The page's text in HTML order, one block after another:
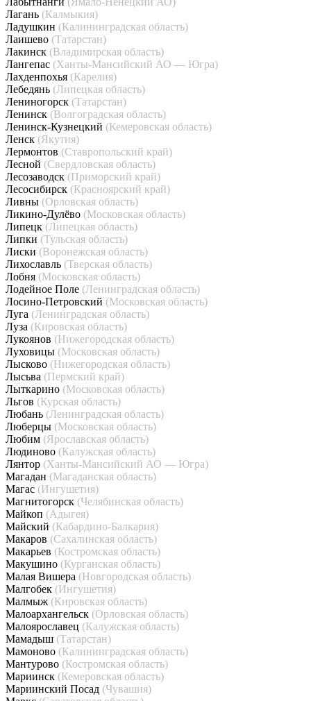
Лагань (Калмыкия)
Ладушкин (Калининградская область)
Лаишево (Татарстан)
Лакинск (Владимирская область)
Лангепас (Ханты-Мансийский АО — Югра)
Лахденпохья (Карелия)
Лебедянь (Липецкая область)
Лениногорск (Татарстан)
Ленинск (Волгоградская область)
Ленинск-Кузнецкий (Кемеровская область)
Ленск (Якутия)
Лермонтов (Ставропольский край)
Лесной (Свердловская область)
Лесозаводск (Приморский край)
Лесосибирск (Красноярский край)
Ливны (Орловская область)
Ликино-Дулёво (Московская область)
Липецк (Липецкая область)
Липки (Тульская область)
Лиски (Воронежская область)
Лихославль (Тверская область)
Лобня (Московская область)
Лодейное Поле (Ленинградская область)
Лосино-Петровский (Московская область)
Луга (Ленинградская область)
Луза (Кировская область)
Лукоянов (Нижегородская область)
Луховицы (Московская область)
Лысково (Нижегородская область)
Лысьва (Пермский край)
Лыткарино (Московская область)
Льгов (Курская область)
Любань (Ленинградская область)
Люберцы (Московская область)
Любим (Ярославская область)
Людиново (Калужская область)
Лянтор (Ханты-Мансийский АО — Югра)
Магадан (Магаданская область)
Магас (Ингушетия)
Магнитогорск (Челябинская область)
Майкоп (Адыгея)
Майский (Кабардино-Балкария)
Макаров (Сахалинская область)
Макарьев (Костромская область)
Макушино (Курганская область)
Малая Вишера (Новгородская область)
Малгобек (Ингушетия)
Малмыж (Кировская область)
Малоархангельск (Орловская область)
Малоярославец (Калужская область)
Мамадыш (Татарстан)
Мамоново (Калининградская область)
Мантурово (Костромская область)
Мариинск (Кемеровская область)
Мариинский Посад (Чувашия)